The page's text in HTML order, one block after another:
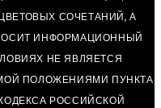
СОЧЕТАНИЙ, А
ИНФОРМАЦИОННЫЙ
НЕ ЯВЛЯЕТСЯ
ПОЛОЖЕНИЯМИ ПУНКТА
РОССИЙСКОЙ